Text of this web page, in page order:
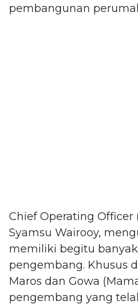
pembangunan
Chief Operating Officer
Syamsu Wairooy,
memiliki begitu
pengembang. Khusus
Maros dan Gowa
pengembang yang